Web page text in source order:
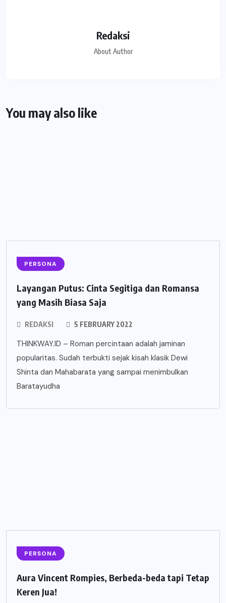
Redaksi
About Author
You may also like
PERSONA
Layangan Putus: Cinta Segitiga dan Romansa
yang Masih Biasa Saja
REDAKSI 5 FEBRUARY 2022
THINKWAY.ID – Roman percintaan adalah jaminan
popularitas. Sudah terbukti sejak kisah klasik Dewi
Shinta dan Mahabarata yang sampai menimbulkan
Baratayudha
PERSONA
Aura Vincent Rompies, Berbeda-beda tapi Tetap
Keren Jua!